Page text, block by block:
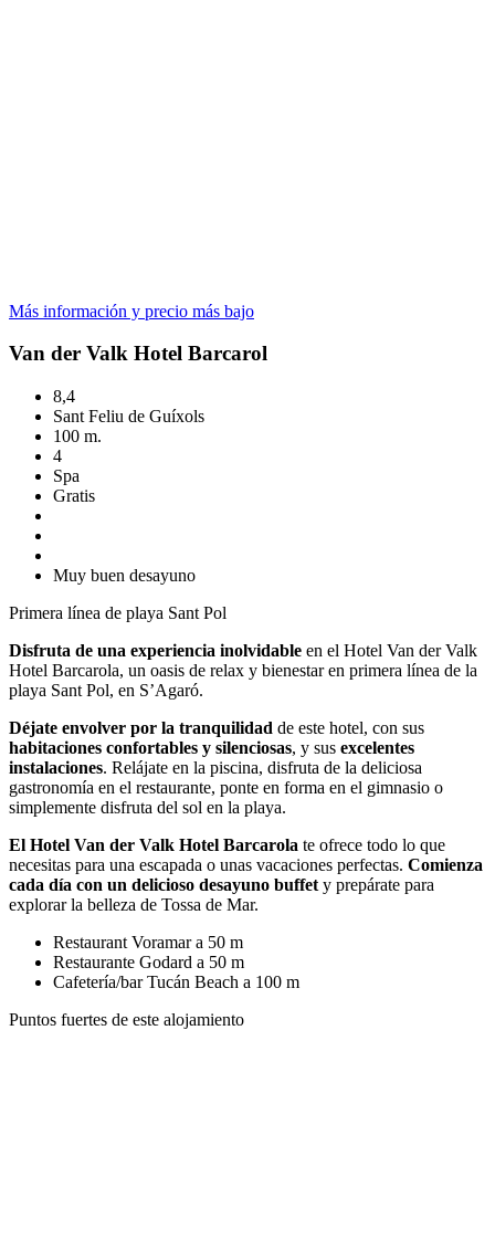
Más información y precio más bajo
Van der Valk Hotel Barcarol
8,4
Sant Feliu de Guíxols
100 m.
4
Spa
Gratis
Muy buen desayuno
Primera línea de playa Sant Pol
Disfruta de una experiencia inolvidable en el Hotel Van der Valk
Hotel Barcarola, un oasis de relax y bienestar en primera línea de la
playa Sant Pol, en S’Agaró.
Déjate envolver por la tranquilidad de este hotel, con sus
habitaciones confortables y silenciosas, y sus excelentes
instalaciones. Relájate en la piscina, disfruta de la deliciosa
gastronomía en el restaurante, ponte en forma en el gimnasio o
simplemente disfruta del sol en la playa.
El Hotel Van der Valk Hotel Barcarola te ofrece todo lo que
necesitas para una escapada o unas vacaciones perfectas. Comienza
cada día con un delicioso desayuno buffet y prepárate para
explorar la belleza de Tossa de Mar.
Restaurant Voramar a 50 m
Restaurante Godard a 50 m
Cafetería/bar Tucán Beach a 100 m
Puntos fuertes de este alojamiento